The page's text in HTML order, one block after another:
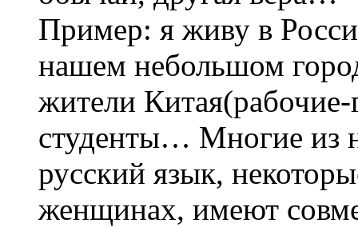
Пример: я живу в
нашем небольшом
жители Китая(рабочие-
студенты… Многие из
русский язык,
женщинах, имеют